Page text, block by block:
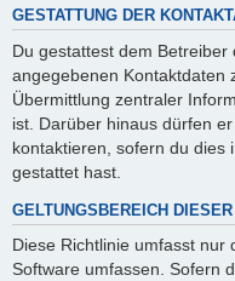
GESTATTUNG DER
Du gestattest dem
angegebenen Kontaktdaten
Übermittlung zentraler
ist. Darüber hinaus dürfen
kontaktieren, sofern du dies
gestattet hast.
GELTUNGSBEREICH
Diese Richtlinie umfasst nur
Software umfassen. Sofern